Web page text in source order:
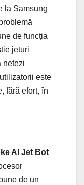
la Samsung
de funcția
jeturi
netezi
este
fără efort, în
AI Jet Bot
de un